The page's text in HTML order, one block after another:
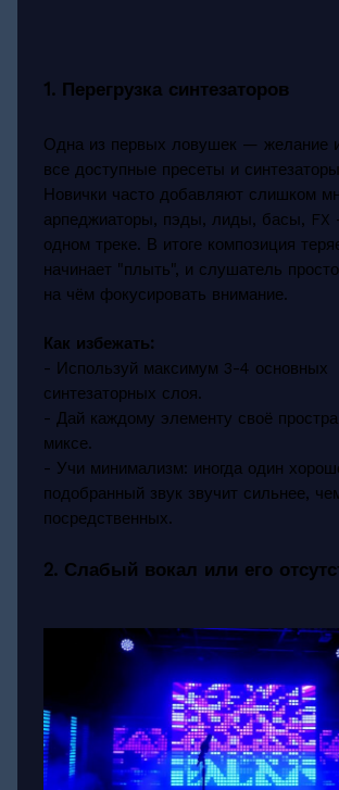
1. Перегрузка синтезаторов
Одна из первых ловушек — желание
все доступные пресеты и
Новички часто добавляют слишком
арпеджиаторы, пэды, лиды, басы, FX
одном треке. В итоге композиция
начинает "плыть", и слушатель
на чём фокусировать внимание.
Как избежать:
- Используй максимум 3-4 основных
синтезаторных слоя.
- Дай каждому элементу своё
миксе.
- Учи минимализм: иногда один
подобранный звук звучит сильнее,
посредственных.
2. Слабый вокал или его